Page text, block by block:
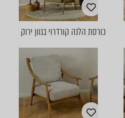
כורסת הלנה קורדרוי בגוון ירוק